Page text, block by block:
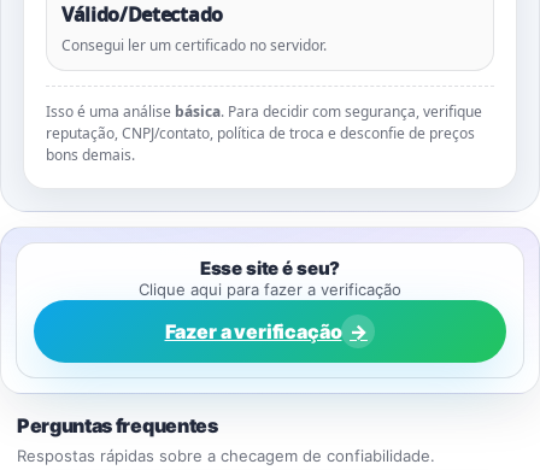
Válido/Detectado
Consegui ler um certificado no servidor.
Isso é uma análise básica. Para decidir com segurança, verifique
reputação, CNPJ/contato, política de troca e desconfie de preços
bons demais.
Esse site é seu?
Clique aqui para fazer a verificação
Fazer a verificação →
Perguntas frequentes
Respostas rápidas sobre a checagem de confiabilidade.